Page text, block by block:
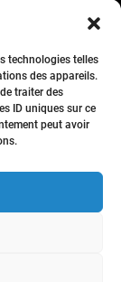
technologies telles
des appareils.
traiter des
ID uniques sur ce
peut avoir
de la région de Matane